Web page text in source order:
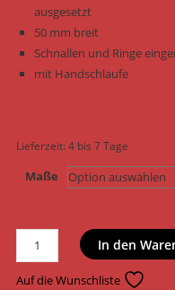
ausgesetzt
50 mm breit
Schnallen und Ringe
mit Handschlaufe
Lieferzeit:4 bis 7 Tage
Maße
Schweikert
Hundehalsband
Biothane
In den
Auf die Wunschliste